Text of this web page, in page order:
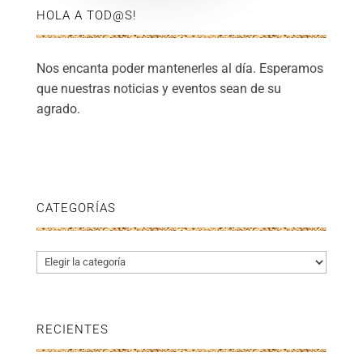
HOLA A TOD@S!
Nos encanta poder mantenerles al día. Esperamos
que nuestras noticias y eventos sean de su
agrado.
CATEGORÍAS
Categorías
RECIENTES